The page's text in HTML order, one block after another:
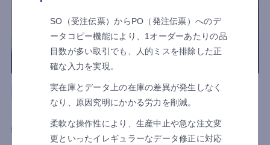
ロジスティクス
導入目的 業務効率化
SO（受注伝票）からPO（発注伝票）へのデ
ータコピー機能により、1オーダーあたりの品
目数が多い取引でも、人的ミスを排除した正
確な入力を実現。
実在庫とデータ上の在庫の差異が発生しなく
なり、原因究明にかかる労力を削減。
柔軟な操作性により、生産中止や急な注文変
更といったイレギュラーなデータ修正に対応